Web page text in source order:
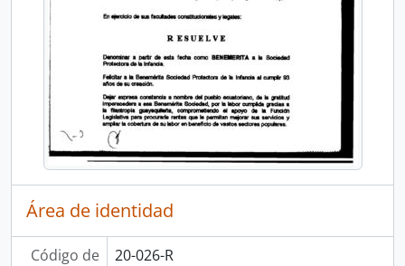
Área de identidad
Código de
20-026-R